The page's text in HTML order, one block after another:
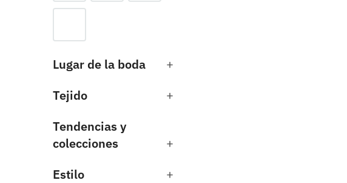
Lugar de la boda
+
Tejido
+
Tendencias y
colecciones
+
Estilo
+